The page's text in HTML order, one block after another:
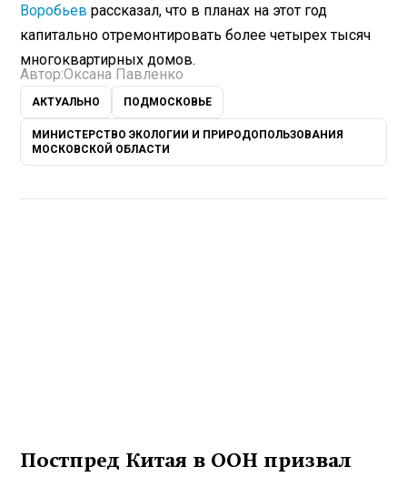
Воробьев рассказал, что в планах на этот год
капитально отремонтировать более четырех тысяч
многоквартирных домов.
Автор:Оксана Павленко
АКТУАЛЬНО ПОДМОСКОВЬЕ
МИНИСТЕРСТВО ЭКОЛОГИИ И ПРИРОДОПОЛЬЗОВАНИЯ
МОСКОВСКОЙ ОБЛАСТИ
Постпред Китая в ООН призвал